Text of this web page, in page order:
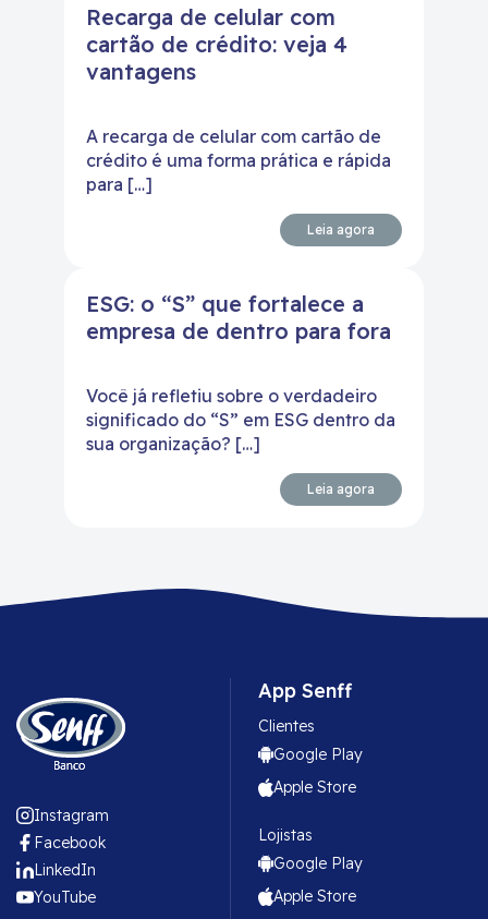
Recarga de celular com
cartão de crédito: veja 4
vantagens
A recarga de celular com cartão de
crédito é uma forma prática e rápida
para […]
Leia agora
ESG: o “S” que fortalece a
empresa de dentro para fora
Você já refletiu sobre o verdadeiro
significado do “S” em ESG dentro da
sua organização? […]
Leia agora
App Senff
Clientes
Google Play
Apple Store
Lojistas
Google Play
Apple Store
Instagram
Facebook
LinkedIn
YouTube